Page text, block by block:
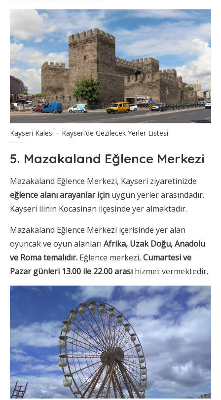
Kayseri Kalesi – Kayseri’de Gezilecek Yerler Listesi
5. Mazakaland Eğlence Merkezi
Mazakaland Eğlence Merkezi, Kayseri ziyaretinizde
eğlence alanı arayanlar için uygun yerler arasındadır.
Kayseri ilinin Kocasinan ilçesinde yer almaktadır.
Mazakaland Eğlence Merkezi içerisinde yer alan
oyuncak ve oyun alanları Afrika, Uzak Doğu, Anadolu
ve Roma temalıdır. Eğlence merkezi, Cumartesi ve
Pazar günleri 13.00 ile 22.00 arası hizmet vermektedir.